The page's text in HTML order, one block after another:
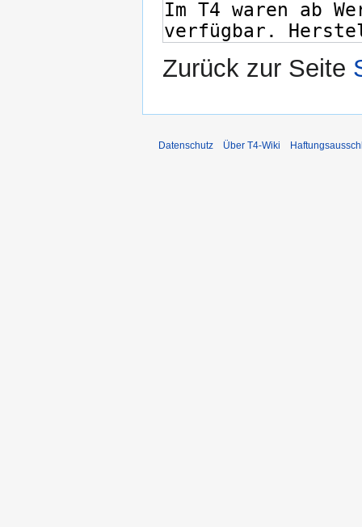
Zurück zur Seite
Datenschutz Über T4-Wiki